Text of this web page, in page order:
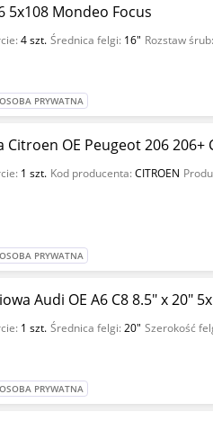
Felgi Ford r16 5x108 Mondeo Focus
4 szt. Średnica felgi: 16" Rozstaw śrub:
PRYWATNA
Citroen OE Peugeot 206 206+
1 szt. Kod producenta:CITROEN
PRYWATNA
Audi OE A6 C8 8.5" x 20"
1 szt. Średnica felgi:20" Szerokość
PRYWATNA